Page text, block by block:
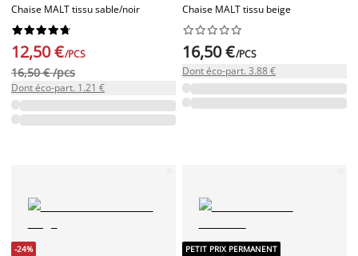
Chaise MALT tissu sable/noir






12,50 €/PCS
16,50 € /pcs
Dont éco-part. 1.21 €
Chaise MALT tissu beige






16,50 €/PCS
Dont éco-part. 3.88 €
-24% PETIT PRIX PERMANENT